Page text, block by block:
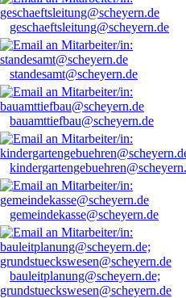
geschaeftsleitung@scheyern.de
standesamt@scheyern.de
bauamttiefbau@scheyern.de
gemeindekasse@scheyern.de
bauleitplanung@scheyern.de;
grundstueckswesen@scheyern.de